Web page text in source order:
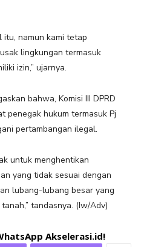
itu, namun kami tetap
lingkungan termasuk
izin,” ujarnya.
bahwa, Komisi III DPRD
penegak hukum termasuk Pj
pertambangan ilegal.
untuk menghentikan
yang tidak sesuai dengan
lubang-lubang besar yang
tandasnya. (Iw/Adv)
Akselerasi.id!